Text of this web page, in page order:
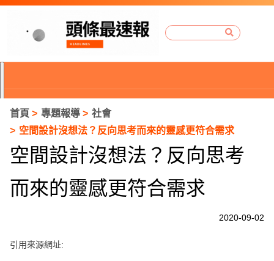
首頁 專題報導
社會
空間設計沒想法？反向思考而來的靈感更符合需求
空間設計沒想法？反向思考
而來的靈感更符合需求
2020-09-02
引用來源網址: